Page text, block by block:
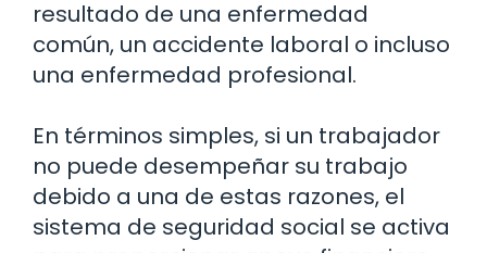
resultado de una enfermedad
común, un accidente laboral o incluso
una enfermedad profesional.
En términos simples, si un trabajador
no puede desempeñar su trabajo
debido a una de estas razones, el
sistema de seguridad social se activa